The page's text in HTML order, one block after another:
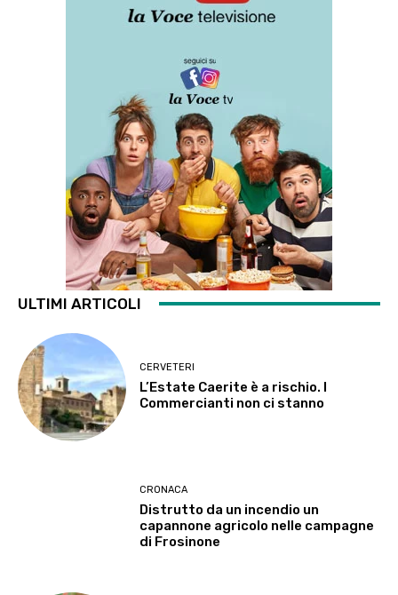
ULTIMI ARTICOLI
CERVETERI
L’Estate Caerite è a rischio. I
Commercianti non ci stanno
CRONACA
Distrutto da un incendio un
capannone agricolo nelle campagne
di Frosinone